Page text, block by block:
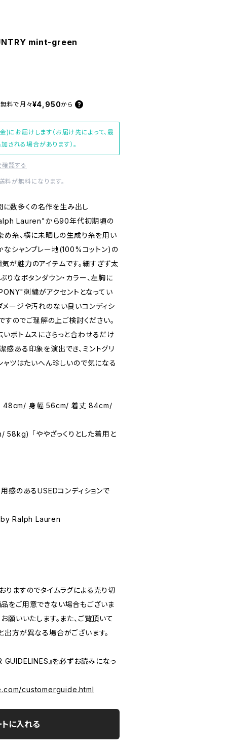
mint-green
料で 月々¥4,950から
お届けします（お届け先によって、最
される場合があります）。
認する
が無料になります。
数多くの名作を生み出し
Lauren"から90年代初期頃の
め糸、横に未晒しの生成り糸を用い
なシャンブレー地(100%コットン)の
が魅力のアイテムです。細すぎず太
りなボタンダウン・カラー、左胸に
刺繍がアクセントとなってい
メージや汚れのない良いコンディシ
すのでご理解の上ご検討ください。
ボトムスにさらっと合わせるだけ
ある印象を演出でき、ミントグリ
ャツはたいへん珍しいので気になる
身幅 56cm/ 着丈 84cm/
「ややざっくりとした着用と
あるUSEDコンディションで
Ralph Lauren
りますのでタイムラグによる売り切
をご用意できない場合もございま
願いいたします。また、ご覧頂いて
方が異なる場合がございます。
GUIDELINES』を必ずお読みになっ
customerguide.html
に入れる